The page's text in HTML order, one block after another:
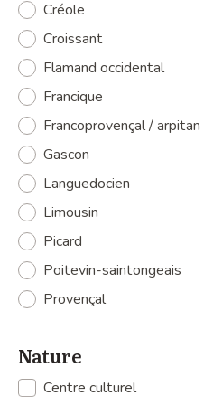
Créole
Croissant
Flamand occidental
Francique
Francoprovençal / arpitan
Gascon
Languedocien
Limousin
Picard
Poitevin-saintongeais
Provençal
Nature
Centre culturel